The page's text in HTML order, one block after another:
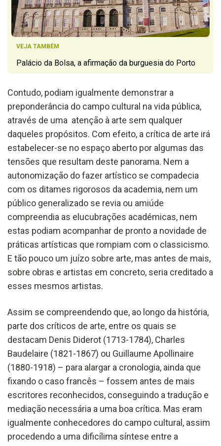
VEJA TAMBÉM
Palácio da Bolsa, a afirmação da burguesia do Porto
Contudo, podiam igualmente demonstrar a
preponderância do campo cultural na vida pública,
através de uma atenção à arte sem qualquer
daqueles propósitos. Com efeito, a crítica de arte irá
estabelecer-se no espaço aberto por algumas das
tensões que resultam deste panorama. Nem a
autonomização do fazer artístico se compadecia
com os ditames rigorosos da academia, nem um
público generalizado se revia ou amiúde
compreendia as elucubrações académicas, nem
estas podiam acompanhar de pronto a novidade de
práticas artísticas que rompiam com o classicismo.
E tão pouco um juízo sobre arte, mas antes de mais,
sobre obras e artistas em concreto, seria creditado a
esses mesmos artistas.
Assim se compreendendo que, ao longo da história,
parte dos críticos de arte, entre os quais se
destacam Denis Diderot (1713-1784), Charles
Baudelaire (1821-1867) ou Guillaume Apollinaire
(1880-1918) – para alargar a cronologia, ainda que
fixando o caso francês – fossem antes de mais
escritores reconhecidos, conseguindo a tradução e
mediação necessária a uma boa crítica. Mas eram
igualmente conhecedores do campo cultural, assim
procedendo a uma dificílima síntese entre a